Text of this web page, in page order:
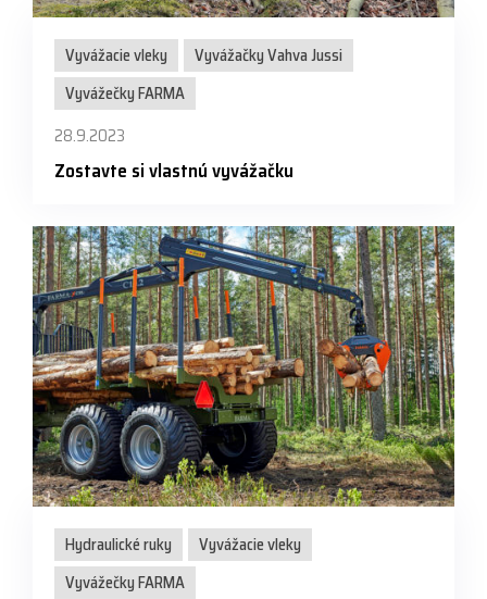
Vyvážacie vleky
Vyvážačky Vahva Jussi
Vyvážečky FARMA
28.9.2023
Zostavte si vlastnú vyvážačku
Hydraulické ruky
Vyvážacie vleky
Vyvážečky FARMA